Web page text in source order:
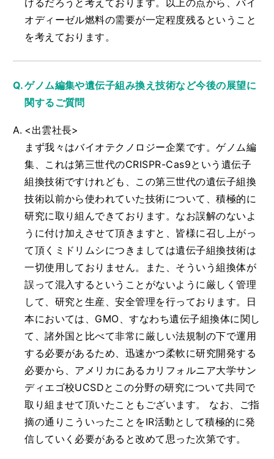
オディーゼル燃料の需要が一定程度残るということ
を考えております。
ゲノム編集や遺伝子組み換え技術など今後の展望に
関するご質問
<出雲社長>
まず我々はバイオテクノロジー企業です。ゲノム編
集、これは第三世代のCRISPR-Cas9という遺伝子
組換技術ですけれども、この第三世代の遺伝子組換
技術以前から使われていた技術について、積極的に
研究に取り組んできております。なお誤解のないよ
うに付け加えさせて頂きますと、皆様に召し上がっ
て頂くミドリムシにつきましては遺伝子組換技術は
一切使用しておりません。また、そういう組換体が
誤って混入するということがないように厳しく管理
して、研究と生産、安全管理を行っております。日
本においては、GMO、すなわち遺伝子組換体に関し
て、諸外国と比べて非常に厳しい法規制の下で運用
する必要があるため、迅速かつ柔軟に研究開発する
必要から、アメリカにあるカリフォルニア大学サン
ディエゴ校UCSDとこの分野の研究について共同で
取り組ませて頂いたこともございます。 なお、ご指
摘の通りこういったことをIR活動として積極的に発
信していく必要があると改めて思った次第です。